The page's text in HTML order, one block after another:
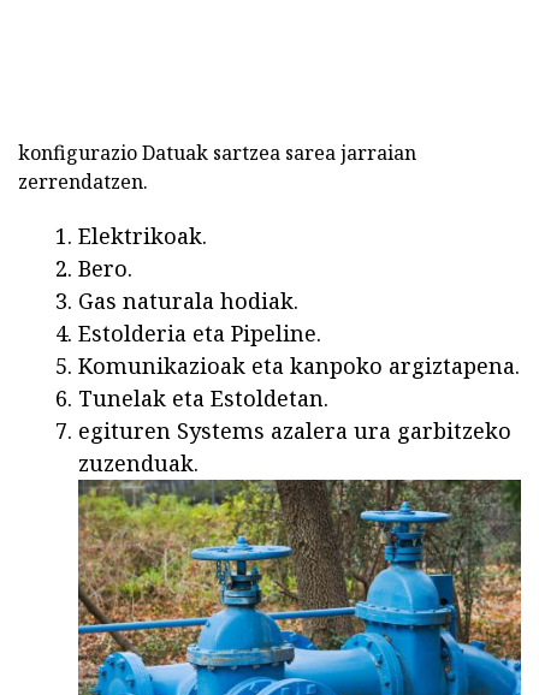
konfigurazio Datuak sartzea sarea jarraian
zerrendatzen.
Elektrikoak.
Bero.
Gas naturala hodiak.
Estolderia eta Pipeline.
Komunikazioak eta kanpoko argiztapena.
Tunelak eta Estoldetan.
egituren Systems azalera ura garbitzeko
zuzenduak.